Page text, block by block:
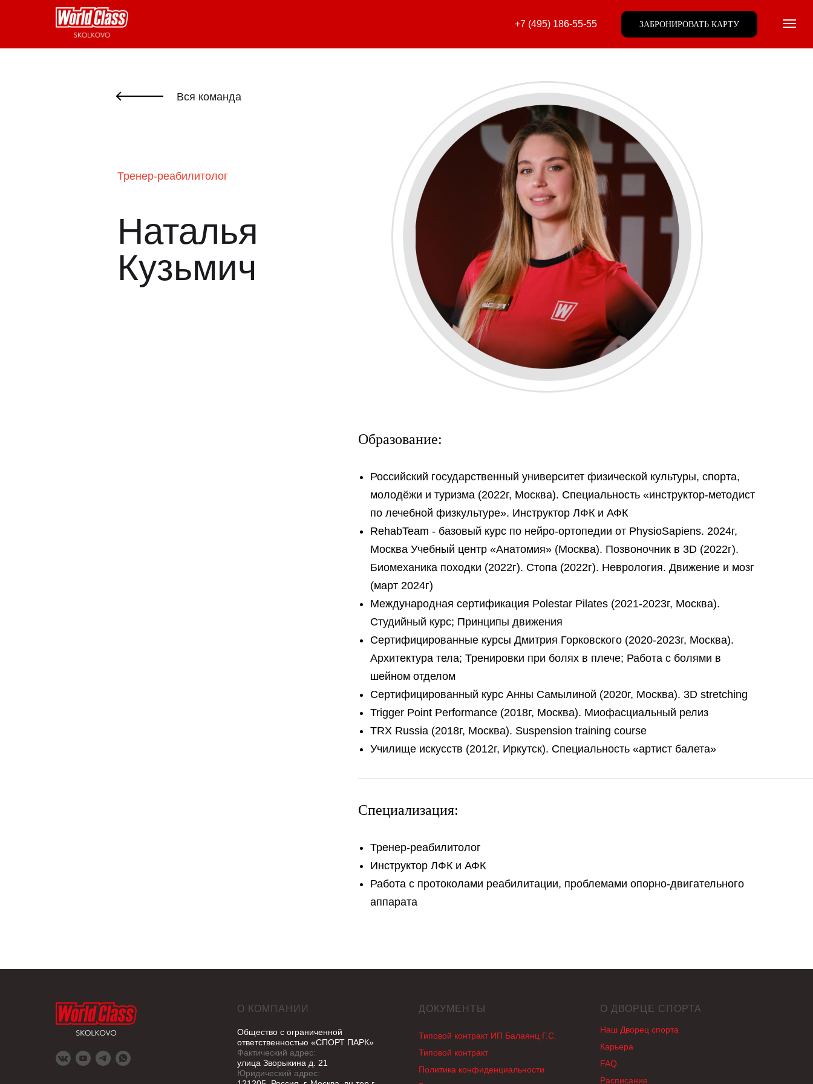
+7 (495) 186-55-55 ЗАБРОНИРОВАТЬ КАРТУ
Наталья
Кузьмич
Вся команда
Тренер-реабилитолог
Образование:
Российский государственный университет физической культуры, спорта,
молодёжи и туризма (2022г, Москва). Специальность «инструктор-методист
по лечебной физкультуре». Инструктор ЛФК и АФК
RehabTeam - базовый курс по нейро-ортопедии от PhysioSapiens. 2024г,
Москва Учебный центр «Анатомия» (Москва). Позвоночник в 3D (2022г).
Биомеханика походки (2022г). Стопа (2022г). Неврология. Движение и мозг
(март 2024г)
Международная сертификация Polestar Pilates (2021-2023г, Москва).
Студийный курс; Принципы движения
Сертифицированные курсы Дмитрия Горковского (2020-2023г, Москва).
Архитектура тела; Тренировки при болях в плече; Работа с болями в
шейном отделом
Сертифицированный курс Анны Самылиной (2020г, Москва). 3D stretching
Trigger Point Performance (2018г, Москва). Миофасциальный релиз
TRX Russia (2018г, Москва). Suspension training course
Училище искусств (2012г, Иркутск). Специальность «артист балета»
Специализация:
Тренер-реабилитолог
Инструктор ЛФК и АФК
Работа с протоколами реабилитации, проблемами опорно-двигательного
аппарата
О КОМПАНИИ
Общество с ограниченной
ответственностью «СПОРТ ПАРК»
Фактический адрес:
улица Зворыкина д. 21
Юридический адрес:
ДОКУМЕНТЫ
Типовой контракт ИП Балаянц Г.С.
Типовой контракт
Политика конфиденциальности
О ДВОРЦЕ СПОРТА
Наш Дворец спорта
Карьера
FAQ
Раcписание